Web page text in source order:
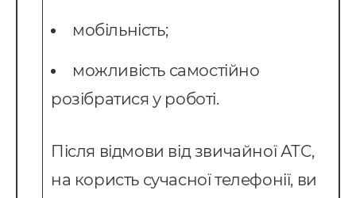
CRM
маркетинг
автоматизація
мобільність;
можливість самостійно
розібратися у роботі.
Після відмови від звичайної АТС,
на користь сучасної телефонії, ви